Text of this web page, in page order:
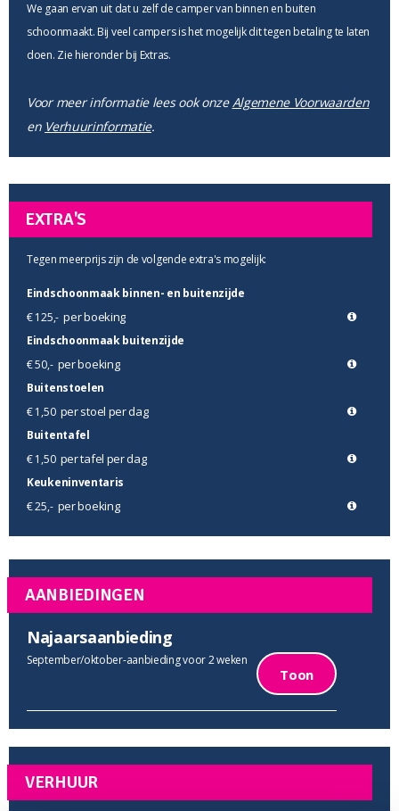
We gaan ervan uit dat u zelf de camper van binnen en buiten
schoonmaakt. Bij veel campers is het mogelijk dit tegen betaling te laten
doen. Zie hieronder bij Extras.
Voor meer informatie lees ook onzeAlgemene Voorwaarden
en Verhuurinformatie.
EXTRA'S
Tegen meerprijs zijn de volgende extra's mogelijk:
Eindschoonmaak binnen- en buitenzijde
€ 125,-per boeking
Eindschoonmaak buitenzijde
€ 50,- per boeking
Buitenstoelen
€ 1,50 per stoel per dag
Buitentafel
€ 1,50 per tafel per dag
Keukeninventaris
€ 25,- per boeking
AANBIEDINGEN
Najaarsaanbieding
September/oktober-aanbieding voor 2 weken
Toon
VERHUUR